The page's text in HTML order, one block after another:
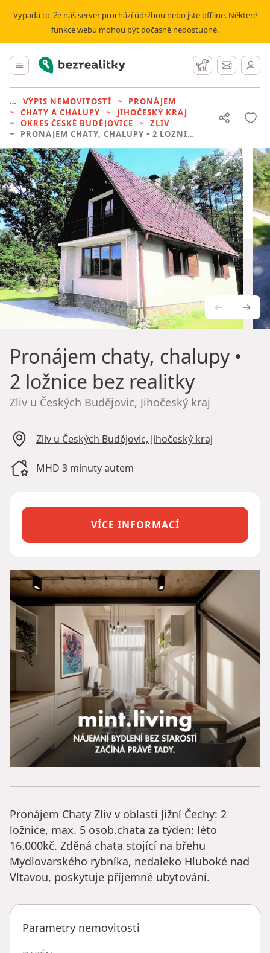
Vypadá to, že náš server prochází údržbou nebo jste offline. Některé
funkce webu mohou být dočasně nedostupné.
Hlavní menu
Bezrealitky Hlídací pes
Zprávy
VÝPIS NEMOVITOSTÍ
PRONÁJEM
CHATY A CHALUPY
JIHOČESKÝ KRAJ
OKRES ČESKÉ BUDĚJOVICE
ZLIV
PRONÁJEM CHATY, CHALUPY • 2 LOŽNICE BEZ REALITKY
Pronájem chaty, chalupy•
2 ložnice bez realitky
Zliv u Českých Budějovic, Jihočeský kraj
Zliv u Českých Budějovic, Jihočeský kraj
MHD 3 minuty autem
VÍCE INFORMACÍ
Pronájem Chaty Zliv v oblasti Jižní Čechy: 2
ložnice, max. 5 osob.chata za týden: léto
16.000kč. Zděná chata stojící na břehu
Mydlovarského rybníka, nedaleko Hluboké nad
Vltavou, poskytuje příjemné ubytování.
Parametry nemovitosti